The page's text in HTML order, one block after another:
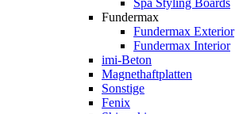
Fundermax
Fundermax Exterior
Fundermax Interior
imi-Beton
Magnethaftplatten
Sonstige
Fenix